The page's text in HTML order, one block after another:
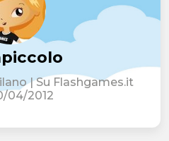
| Su Flashgames.it
04/2012